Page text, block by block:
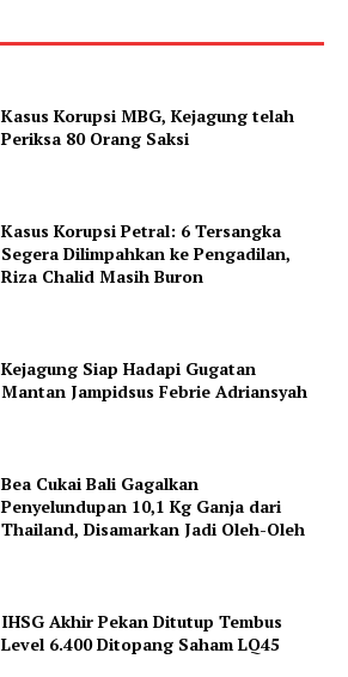
Kasus Korupsi MBG, Kejagung telah
Periksa 80 Orang Saksi
Kasus Korupsi Petral: 6 Tersangka
Segera Dilimpahkan ke Pengadilan,
Riza Chalid Masih Buron
Kejagung Siap Hadapi Gugatan
Mantan Jampidsus Febrie Adriansyah
Bea Cukai Bali Gagalkan
Penyelundupan 10,1 Kg Ganja dari
Thailand, Disamarkan Jadi Oleh-Oleh
IHSG Akhir Pekan Ditutup Tembus
Level 6.400 Ditopang Saham LQ45